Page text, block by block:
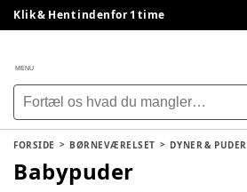
Klik & Hent indenfor 1 time
MENU
FORSIDE BØRNEVÆRELSET DYNER & PUDER
Babypuder